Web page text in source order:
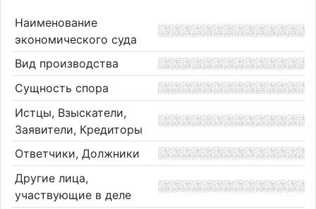
Наименование
экономического суда
Вид производства
Сущность спора
Истцы, Взыскатели,
Заявители, Кредиторы
Ответчики, Должники
Другие лица,
участвующие в деле